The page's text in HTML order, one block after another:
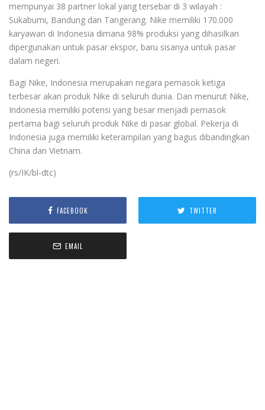
mempunyai 38 partner lokal yang tersebar di 3 wilayah :
Sukabumi, Bandung dan Tangerang. Nike memiliki 170.000
karyawan di Indonesia dimana 98% produksi yang dihasilkan
dipergunakan untuk pasar ekspor, baru sisanya untuk pasar
dalam negeri.
Bagi Nike, Indonesia merupakan negara pemasok ketiga
terbesar akan produk Nike di seluruh dunia. Dan menurut Nike,
Indonesia memiliki potensi yang besar menjadi pemasok
pertama bagi seluruh produk Nike di pasar global. Pekerja di
Indonesia juga memiliki keterampilan yang bagus dibandingkan
China dan Vietnam.
(rs/IK/bl-dtc)
FACEBOOK TWITTER
EMAIL